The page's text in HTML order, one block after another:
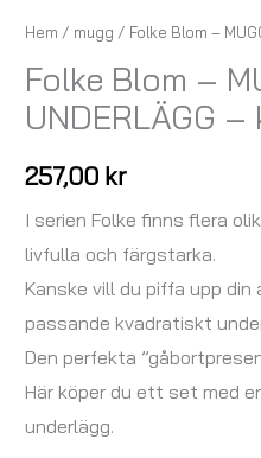
Hem / mugg / Folke Blom –
Folke Blom –
UNDERLÄGG
257,00 kr
I serien Folke finns flera
livfulla och färgstarka.
Kanske vill du piffa upp
passande kvadratiskt
Den perfekta
Här köper du ett set med
underlägg.